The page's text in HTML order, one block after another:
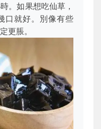
。如果想吃仙草，
口就好。別像有些
更脹。